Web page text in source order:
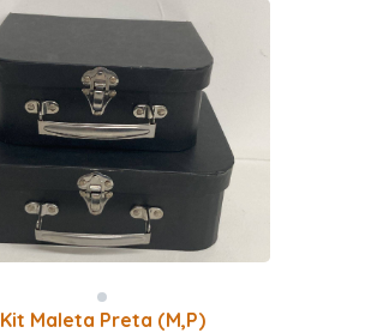
Kit Maleta Preta (M,P)